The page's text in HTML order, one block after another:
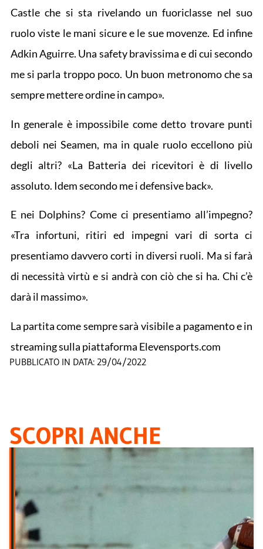
Castle che si sta rivelando un fuoriclasse nel suo
ruolo viste le mani sicure e le sue movenze. Ed infine
Adkin Aguirre. Una safety bravissima e di cui secondo
me si parla troppo poco. Un buon metronomo che sa
sempre mettere ordine in campo».
In generale è impossibile come detto trovare punti
deboli nei Seamen, ma in quale ruolo eccellono più
degli altri? «La Batteria dei ricevitori è di livello
assoluto. Idem secondo me i defensive back».
E nei Dolphins? Come ci presentiamo all’impegno?
«Tra infortuni, ritiri ed impegni vari di sorta ci
presentiamo davvero corti in diversi ruoli. Ma si farà
di necessità virtù e si andrà con ciò che si ha. Chi c’è
darà il massimo».
La partita come sempre sarà visibile a pagamento e in
streaming sulla piattaforma Elevensports.com
PUBBLICATO IN DATA: 29/04/2022
SCOPRI ANCHE